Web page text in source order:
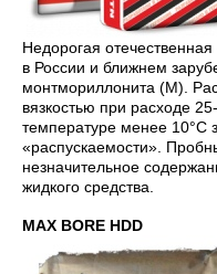
Недорогая
в России и ближнем
монтмориллонита (М).
вязкостью при расходе
температуре менее 10°С
«распускаемости».
незначительное
жидкого средства.
MAX BORE HDD